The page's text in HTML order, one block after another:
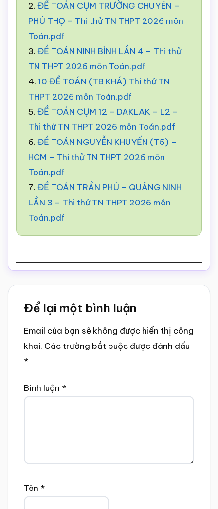
2. ĐỀ TOÁN CỤM TRƯỜNG CHUYÊN –
PHÚ THỌ – Thi thử TN THPT 2026 môn
Toán.pdf
3. ĐỀ TOÁN NINH BÌNH LẦN 4 – Thi thử
TN THPT 2026 môn Toán.pdf
4. 10 ĐỀ TOÁN (TB KHÁ) Thi thử TN
THPT 2026 môn Toán.pdf
5. ĐỀ TOÁN CỤM 12 – DAKLAK – L2 –
Thi thử TN THPT 2026 môn Toán.pdf
6. ĐỀ TOÁN NGUYỄN KHUYẾN (T5) –
HCM – Thi thử TN THPT 2026 môn
Toán.pdf
7. ĐỀ TOÁN TRẦN PHÚ – QUẢNG NINH
LẦN 3 – Thi thử TN THPT 2026 môn
Toán.pdf
Reader
Interactions
Để lại một bình luận
Email của bạn sẽ không được hiển thị công
khai. Các trường bắt buộc được đánh dấu
*
Bình luận *
Tên *